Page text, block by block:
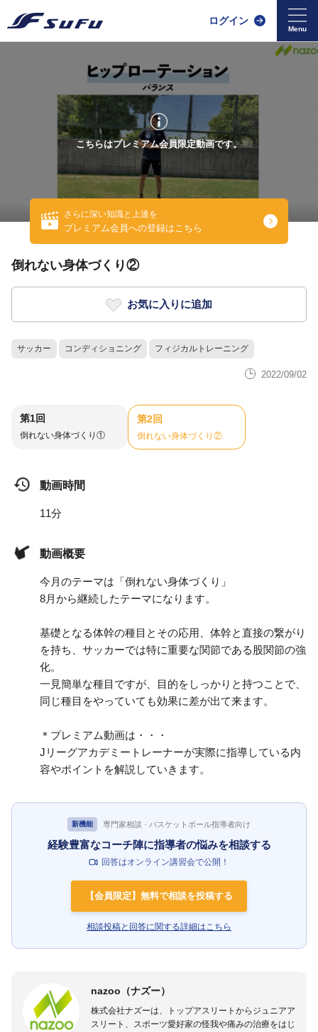
ログイン
こちらはプレミアム会員限定動画です。
さらに深い知識と上達を
プレミアム会員への登録はこちら
倒れない身体づくり②
お気に入りに追加
サッカー コンディショニング フィジカルトレーニング
2022/09/02
第1回
倒れない身体づくり①
第2回
倒れない身体づくり②
動画時間
11分
動画概要
今月のテーマは「倒れない身体づくり」
8月から継続したテーマになります。
基礎となる体幹の種目とその応用、体幹と直接の繋がり
を持ち、サッカーでは特に重要な関節である股関節の強
化。
一見簡単な種目ですが、目的をしっかりと持つことで、
同じ種目をやっていても効果に差が出て来ます。
＊プレミアム動画は・・・
Jリーグアカデミートレーナーが実際に指導している内
容やポイントを解説していきます。
新機能 専門家相談 · バスケットボール指導者向け
経験豊富なコーチ陣に指導者の悩みを相談する
回答はオンライン講習会で公開！
【会員限定】無料で相談を投稿する
相談投稿と回答に関する詳細はこちら
nazoo（ナズー）
株式会社ナズーは、トップアスリートからジュニアア
スリート、スポーツ愛好家の怪我や痛みの治療をはじ